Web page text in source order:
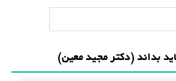
بداند (دکتر مجید معین)